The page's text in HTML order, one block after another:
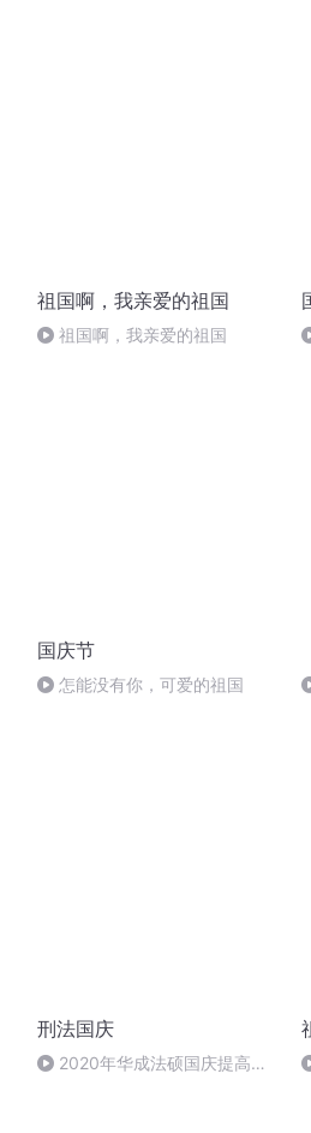
祖国啊，我亲爱的祖国
祖国啊，我亲爱的祖国
国庆节
怎能没有你，可爱的祖国
刑法国庆
2020年华成法硕国庆提高班